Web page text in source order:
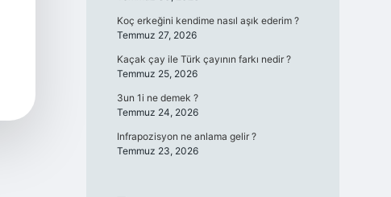
Koç erkeğini kendime nasıl aşık ederim ?
Temmuz 27, 2026
Kaçak çay ile Türk çayının farkı nedir ?
Temmuz 25, 2026
3un 1i ne demek ?
Temmuz 24, 2026
Infrapozisyon ne anlama gelir ?
Temmuz 23, 2026